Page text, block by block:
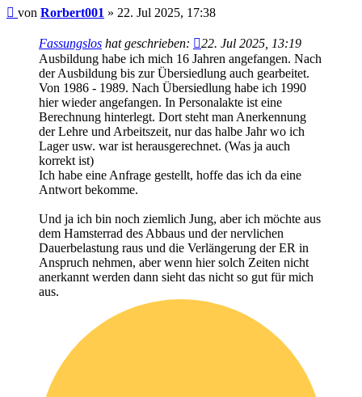
Beitrag
von Rorbert001 » 22. Jul 2025, 17:38
Fassungslos hat geschrieben:
22. Jul 2025, 13:19
Ausbildung habe ich mich 16 Jahren angefangen. Nach
der Ausbildung bis zur Übersiedlung auch gearbeitet.
Von 1986 - 1989. Nach Übersiedlung habe ich 1990
hier wieder angefangen. In Personalakte ist eine
Berechnung hinterlegt. Dort steht man Anerkennung
der Lehre und Arbeitszeit, nur das halbe Jahr wo ich
Lager usw. war ist herausgerechnet. (Was ja auch
korrekt ist)
Ich habe eine Anfrage gestellt, hoffe das ich da eine
Antwort bekomme.
Und ja ich bin noch ziemlich Jung, aber ich möchte aus
dem Hamsterrad des Abbaus und der nervlichen
Dauerbelastung raus und die Verlängerung der ER in
Anspruch nehmen, aber wenn hier solch Zeiten nicht
anerkannt werden dann sieht das nicht so gut für mich
aus.